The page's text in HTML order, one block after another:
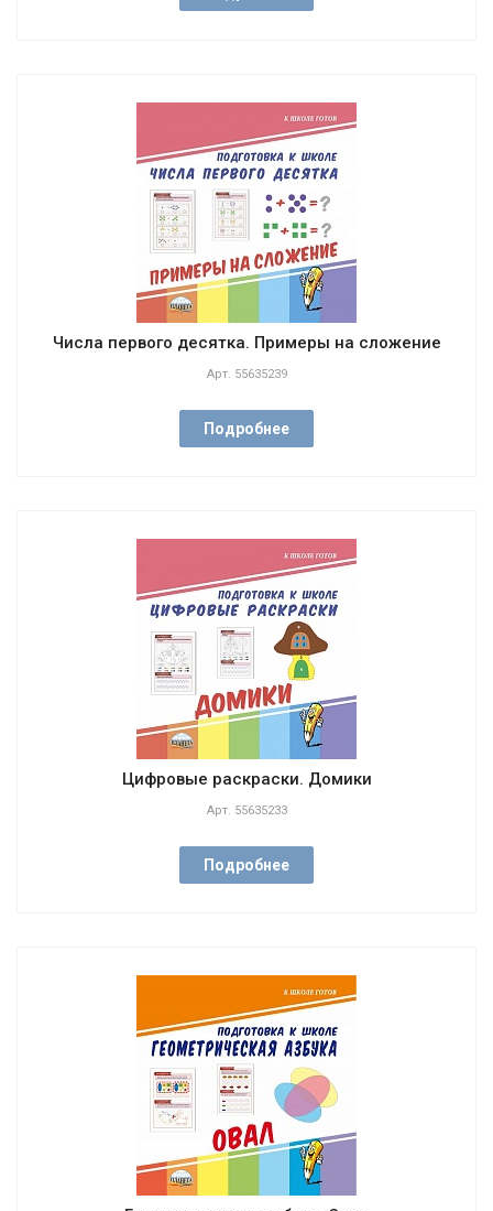
Числа первого десятка. Примеры на сложение
Арт. 55635239
Подробнее
Цифровые раскраски. Домики
Арт. 55635233
Подробнее